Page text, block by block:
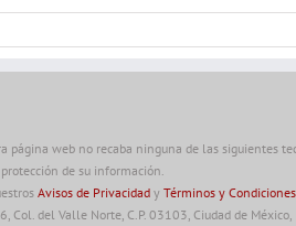
página web no recaba ninguna de las siguientes
de su información.
Avisos de Privacidad y Términos y Condiciones.
Col. del Valle Norte, C.P. 03103, Ciudad de México,